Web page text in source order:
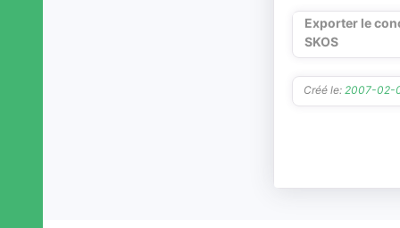
Exporter le
SKOS
Créé le: 2007-02-